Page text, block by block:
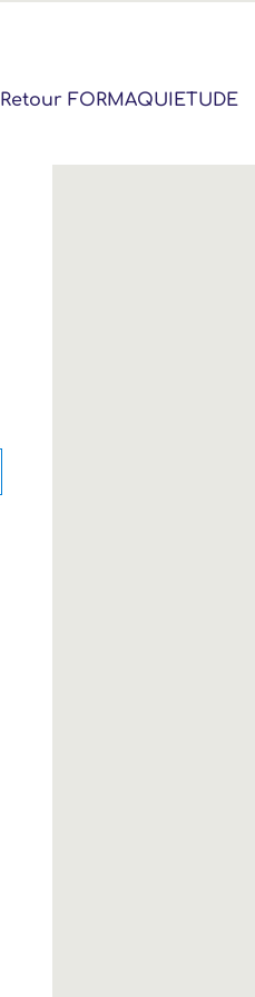
Retour FORMAQUIETUDE